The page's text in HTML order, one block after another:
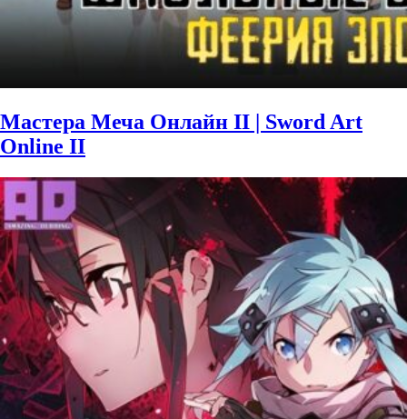
Мастера Меча Онлайн II | Sword Art
Online II